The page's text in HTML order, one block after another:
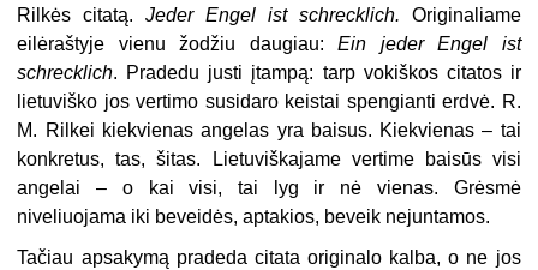
Rilkės citatą.Jeder Engel ist schrecklich. Originaliame
eilėraštyje vienu žodžiu daugiau:Ein jeder Engel ist
schrecklich. Pradedu justi įtampą: tarp vokiškos citatos ir
lietuviško jos vertimo susidaro keistai spengianti erdvė. R.
M. Rilkei kiekvienas angelas yra baisus. Kiekvienas – tai
konkretus, tas, šitas. Lietuviškajame vertime baisūs visi
angelai – o kai visi, tai lyg ir nė vienas. Grėsmė
niveliuojama iki beveidės, aptakios, beveik nejuntamos.
Tačiau apsakymą pradeda citata originalo kalba, o ne jos